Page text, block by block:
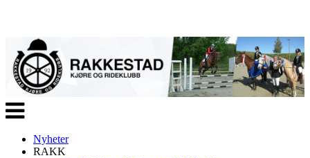
Veksle
navigasjon
Nyheter
RAKK